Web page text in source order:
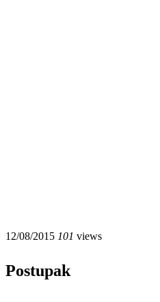
12/08/2015 101 views
Postupak